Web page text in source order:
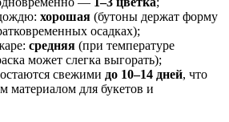
хорошая (бутоны держат форму
осадках);
средняя (при температуре
может слегка выгорать);
свежими до 10–14 дней, что
материалом для букетов и